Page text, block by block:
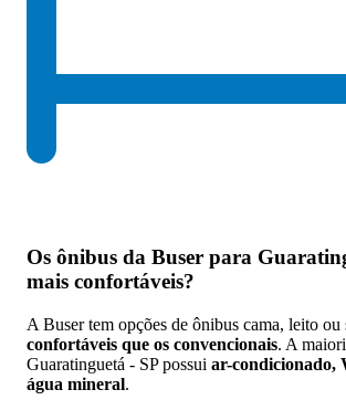
Os ônibus da Buser para
mais confortáveis?
A Buser tem opções de ônibus cama, leito ou
confortáveis que os convencionais. A
Guaratinguetá - SP possui ar-condicionado,
água mineral.